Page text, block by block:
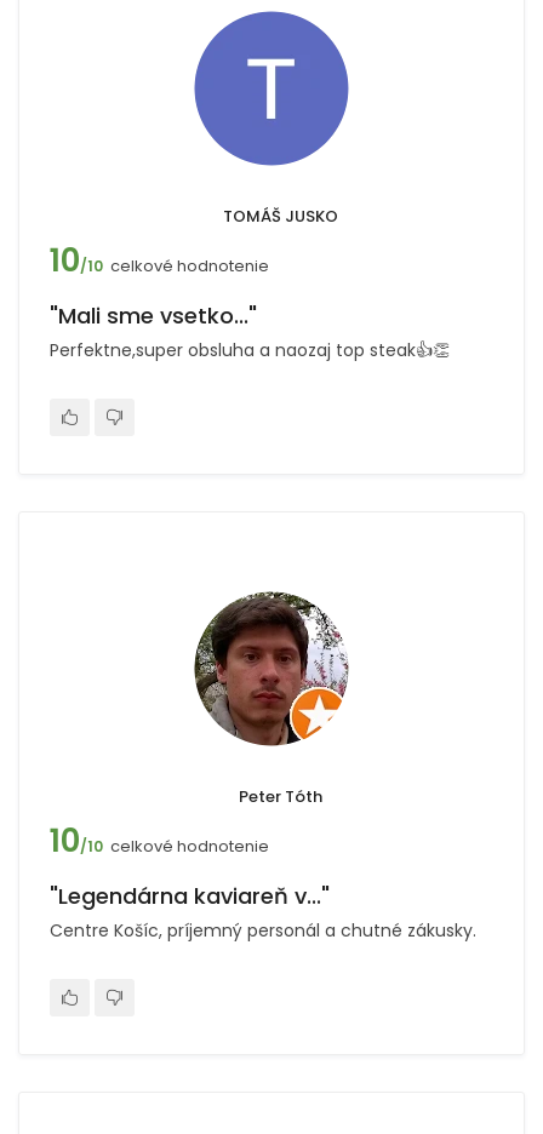
TOMÁŠ JUSKO
10/10 celkové hodnotenie
"Mali sme vsetko..."
Perfektne,super obsluha a naozaj top steak👍👏
Peter Tóth
10/10 celkové hodnotenie
"Legendárna kaviareň v..."
Centre Košíc, príjemný personál a chutné zákusky.